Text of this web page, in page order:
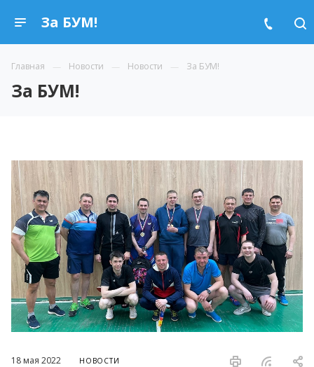
За БУМ!
Главная Новости Новости За БУМ!
За БУМ!
18 мая 2022 НОВОСТИ